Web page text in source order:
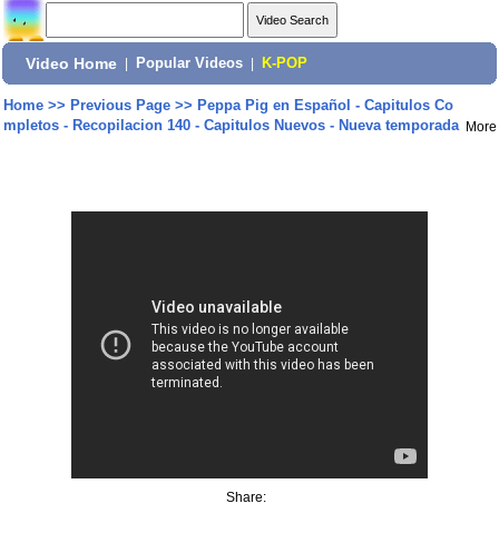
Video Home Popular Videos K-POP
Home>> Previous Page>> Peppa Pig en Español - Capitulos Co
mpletos - Recopilacion 140 - Capitulos Nuevos - Nueva temporada
More
Share: